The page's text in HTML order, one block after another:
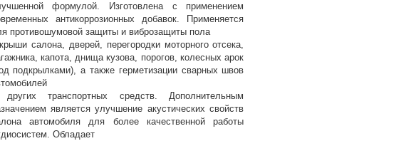
формулой. Изготовлена с применением
антикоррозионных добавок. Применяется
противошумовой защиты и виброзащиты пола
салона, дверей, перегородки моторного отсека,
капота, днища кузова, порогов, колесных арок
подкрылками), а также герметизации сварных швов
транспортных средств. Дополнительным
является улучшение акустических свойств
автомобиля для более качественной работы
Обладает